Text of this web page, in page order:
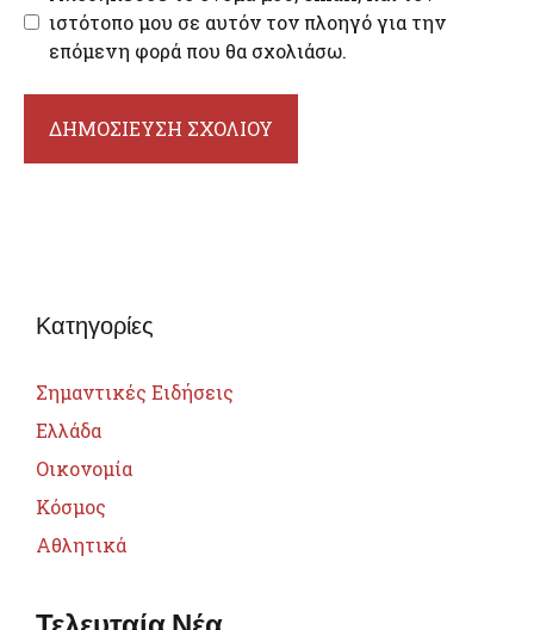
ιστότοπο μου σε αυτόν τον πλοηγό για την
επόμενη φορά που θα σχολιάσω.
Κατηγορίες
Σημαντικές Ειδήσεις
Ελλάδα
Οικονομία
Κόσμος
Αθλητικά
Τελευταία Νέα